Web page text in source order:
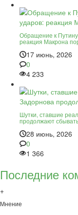
Обращение к
реакция Макрона
17 июнь, 2026
0
4 233
Шутки, ставшие
продолжают
28 июнь, 2026
0
1 366
Последние
+
Мнение